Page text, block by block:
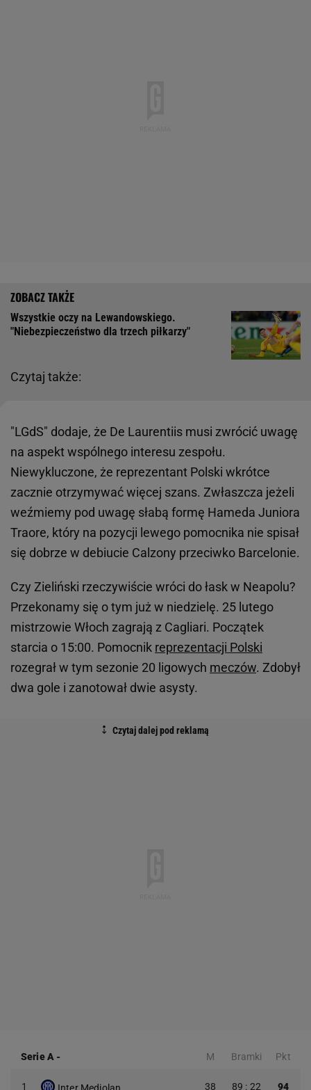
Czytaj także:
Wszystkie oczy na Lewandowskiego.
"Niebezpieczeństwo dla trzech piłkarzy"
"LGdS" dodaje, że De Laurentiis musi zwrócić uwagę
na aspekt wspólnego interesu zespołu.
Niewykluczone, że reprezentant Polski wkrótce
zacznie otrzymywać więcej szans. Zwłaszcza jeżeli
weźmiemy pod uwagę słabą formę Hameda Juniora
Traore, który na pozycji lewego pomocnika nie spisał
się dobrze w debiucie Calzony przeciwko Barcelonie.
Czy Zieliński rzeczywiście wróci do łask w Neapolu?
Przekonamy się o tym już w niedzielę. 25 lutego
mistrzowie Włoch zagrają z Cagliari. Początek
starcia o 15:00. Pomocnik reprezentacji Polski
rozegrał w tym sezonie 20 ligowych meczów. Zdobył
dwa gole i zanotował dwie asysty.
Serie A- M Bramki Pkt
1 38 89 : 22 94